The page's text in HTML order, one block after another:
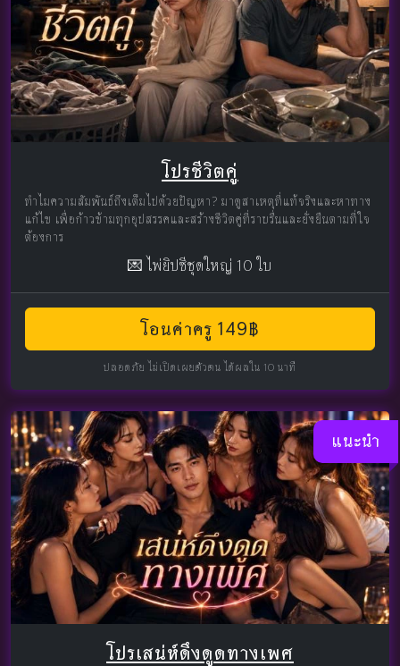
โปรชีวิตคู่
ทำไมความสัมพันธ์ถึงเต็มไปด้วยปัญหา? มาดูสาเหตุที่แท้จริงและหาทาง
แก้ไข เพื่อก้าวข้ามทุกอุปสรรคและสร้างชีวิตคู่ที่ราบรื่นและยั่งยืนตามที่ใจ
ต้องการ
💌 ไพ่ยิปซีชุดใหญ่ 10 ใบ
โอนค่าครู 149฿
ปลอดภัย ไม่เปิดเผยตัวตน ได้ผลใน 10 นาที
แนะนำ
โปรเสน่ห์ดึงดูดทางเพศ